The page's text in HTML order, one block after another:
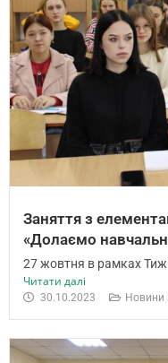
Заняття з
«Долаємо
27 жовтня в рамках
Читати далі
30.10.2023 Новини